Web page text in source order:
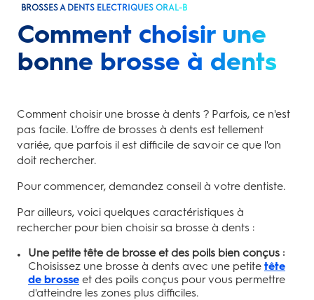
BROSSES À DENTS ÉLECTRIQUES ORAL-B
Comment choisir une
bonne brosse à dents
Comment choisir une brosse à dents ? Parfois, ce n'est
pas facile. L'offre de brosses à dents est tellement
variée, que parfois il est difficile de savoir ce que l'on
doit rechercher.
Pour commencer, demandez conseil à votre dentiste.
Par ailleurs, voici quelques caractéristiques à
rechercher pour bien choisir sa brosse à dents :
Une petite tête de brosse et des poils bien conçus :
Choisissez une brosse à dents avec une petite tête
de brosse et des poils conçus pour vous permettre
d'atteindre les zones plus difficiles.